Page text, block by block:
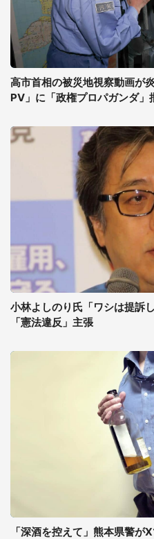
高市首相の被災地視察動画が
PV」に「政権プロパガンダ」
小林よしのり氏「ワシは提訴
「憲法違反」主張
「深酒を控えて」熊本県警が